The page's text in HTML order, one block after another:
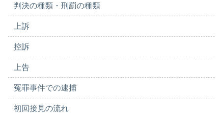
判決の種類・刑罰の種類
上訴
控訴
上告
冤罪事件での逮捕
初回接見の流れ